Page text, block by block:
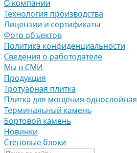
О компании
Технология производства
Лицензии и сертификаты
Фото объектов
Политика конфиденциальности
Сведения о работодателе
Мы в СМИ
Продукция
Тротуарная плитка
Плитка для мощения однослойная
Терминальный камень
Бортовой камень
Новинки
Стеновые блоки